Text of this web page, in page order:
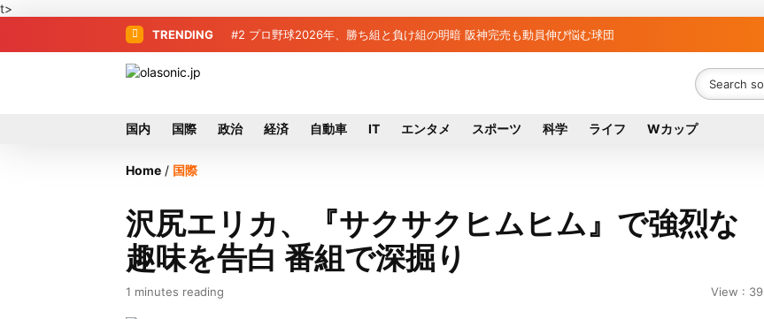
t>
TRENDING #2 プロ野球2026年、勝ち組と負け組の明暗 阪神完売も動員伸び悩む球団
#3 ＜訃報＞元自民党参院議員の藤野公孝氏が死去、78歳 妻は料理研究家の真紀子氏
国内 国際 政治 経済 自動車 IT エンタメ スポーツ 科学 ライフ Wカップ
Home / 国際
沢尻エリカ、『サクサクヒムヒム』で強烈な
趣味を告白 番組で深掘り
1 minutes reading View : 39